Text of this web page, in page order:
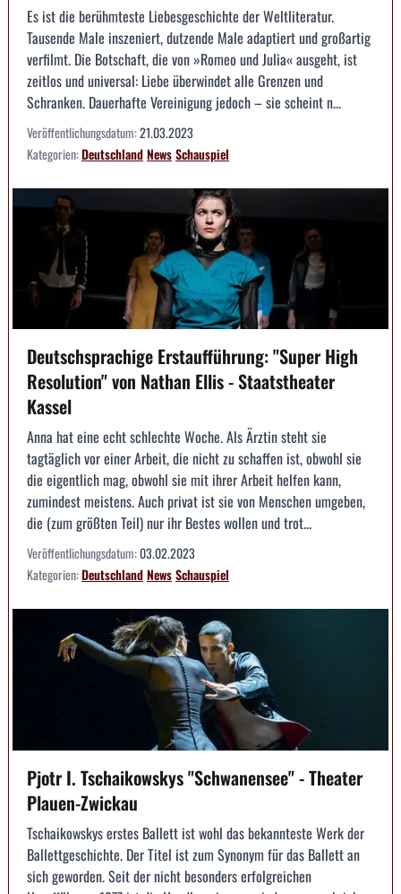
Es ist die berühmteste Liebesgeschichte der Weltliteratur.
Tausende Male inszeniert, dutzende Male adaptiert und großartig
verfilmt. Die Botschaft, die von »Romeo und Julia« ausgeht, ist
zeitlos und universal: Liebe überwindet alle Grenzen und
Schranken. Dauerhafte Vereinigung jedoch – sie scheint n...
Veröffentlichungsdatum:21.03.2023
Kategorien:DeutschlandNewsSchauspiel
Deutschsprachige Erstaufführung: "Super High
Resolution" von Nathan Ellis - Staatstheater
Kassel
Anna hat eine echt schlechte Woche. Als Ärztin steht sie
tagtäglich vor einer Arbeit, die nicht zu schaffen ist, obwohl sie
die eigentlich mag, obwohl sie mit ihrer Arbeit helfen kann,
zumindest meistens. Auch privat ist sie von Menschen umgeben,
die (zum größten Teil) nur ihr Bestes wollen und trot...
Veröffentlichungsdatum:03.02.2023
Kategorien:DeutschlandNewsSchauspiel
Pjotr I. Tschaikowskys "Schwanensee" - Theater
Plauen-Zwickau
Tschaikowskys erstes Ballett ist wohl das bekannteste Werk der
Ballettgeschichte. Der Titel ist zum Synonym für das Ballett an
sich geworden. Seit der nicht besonders erfolgreichen